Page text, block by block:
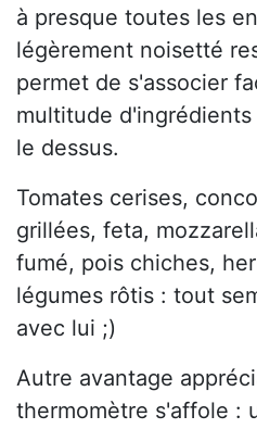
à presque toutes les
légèrement noisetté
permet de s'associer
multitude d'ingrédients
le dessus.
Tomates cerises,
grillées, feta,
fumé, pois chiches,
légumes rôtis : tout
avec lui ;)
Autre avantage
thermomètre s'affole :